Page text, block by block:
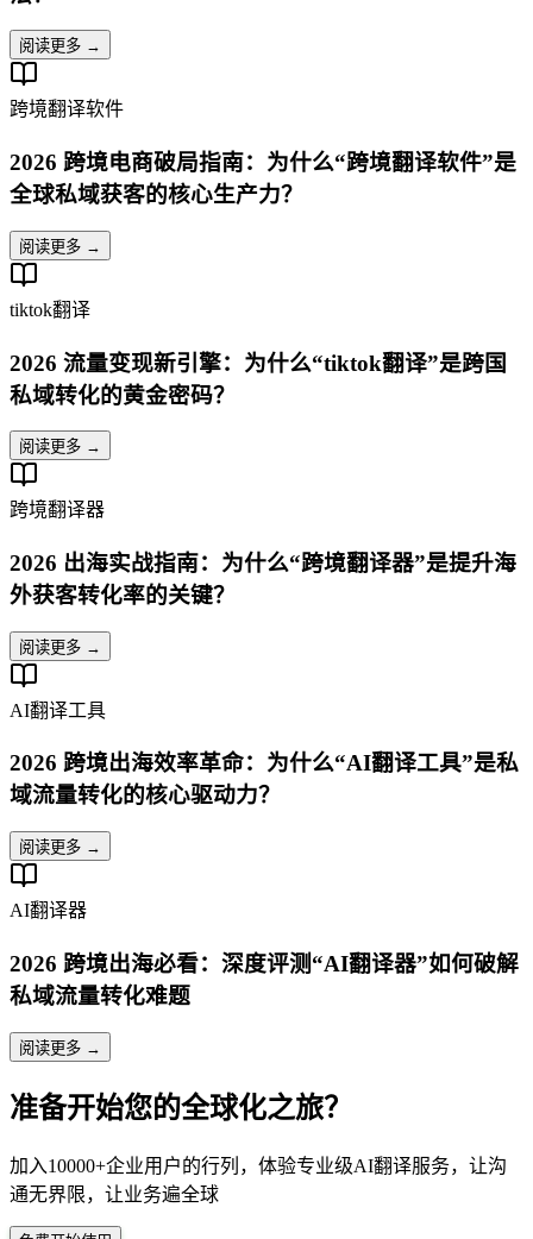
阅读更多 →
跨境翻译软件
2026 跨境电商破局指南：为什么“跨境翻译软件”是
全球私域获客的核心生产力？
阅读更多 →
tiktok翻译
2026 流量变现新引擎：为什么“tiktok翻译”是跨国
私域转化的黄金密码？
阅读更多 →
跨境翻译器
2026 出海实战指南：为什么“跨境翻译器”是提升海
外获客转化率的关键？
阅读更多 →
AI翻译工具
2026 跨境出海效率革命：为什么“AI翻译工具”是私
域流量转化的核心驱动力？
阅读更多 →
AI翻译器
2026 跨境出海必看：深度评测“AI翻译器”如何破解
私域流量转化难题
阅读更多 →
准备开始您的全球化之旅？
加入10000+企业用户的行列，体验专业级AI翻译服务，让沟
通无界限，让业务遍全球